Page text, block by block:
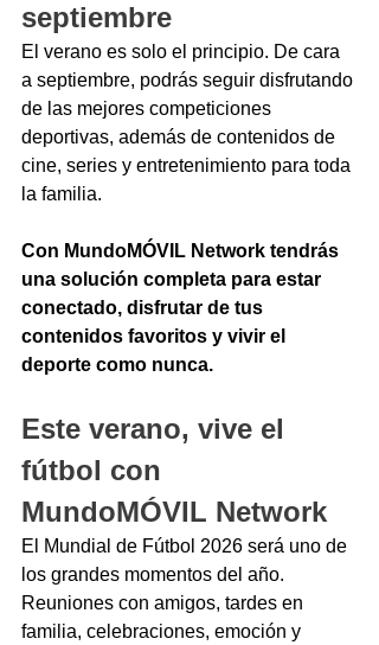
septiembre
El verano es solo el principio. De cara
a septiembre, podrás seguir disfrutando
de las mejores competiciones
deportivas, además de contenidos de
cine, series y entretenimiento para toda
la familia.
Con MundoMÓVIL Network tendrás
una solución completa para estar
conectado, disfrutar de tus
contenidos favoritos y vivir el
deporte como nunca.
Este verano, vive el
fútbol con
MundoMÓVIL Network
El Mundial de Fútbol 2026 será uno de
los grandes momentos del año.
Reuniones con amigos, tardes en
familia, celebraciones, emoción y